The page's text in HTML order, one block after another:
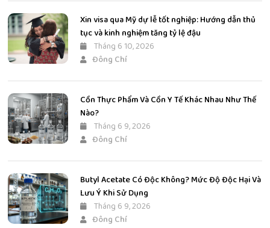
Xin visa qua Mỹ dự lễ tốt nghiệp: Hướng dẫn thủ
tục và kinh nghiệm tăng tỷ lệ đậu
Tháng 6 10, 2026
Đông Chí
Cồn Thực Phẩm Và Cồn Y Tế Khác Nhau Như Thế
Nào?
Tháng 6 9, 2026
Đông Chí
Butyl Acetate Có Độc Không? Mức Độ Độc Hại Và
Lưu Ý Khi Sử Dụng
Tháng 6 9, 2026
Đông Chí